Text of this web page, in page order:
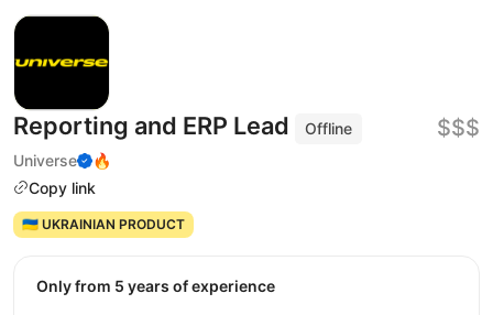
Reporting and ERP Lead
Offline
Universe
🔥
Copy link
$$$
🇺🇦 UKRAINIAN PRODUCT
Only from 5 years of experience